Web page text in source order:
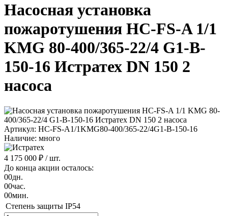
Насосная установка
пожаротушения HC-FS-A 1/1
KMG 80-400/365-22/4 G1-B-
150-16 Истратех DN 150 2
насоса
Артикул: HC-FS-A1/1KMG80-400/365-22/4G1-B-150-16
Наличие: много
4 175 000 ₽ / шт.
До конца акции осталось:
00дн.
00час.
00мин.
Степень защиты IP54